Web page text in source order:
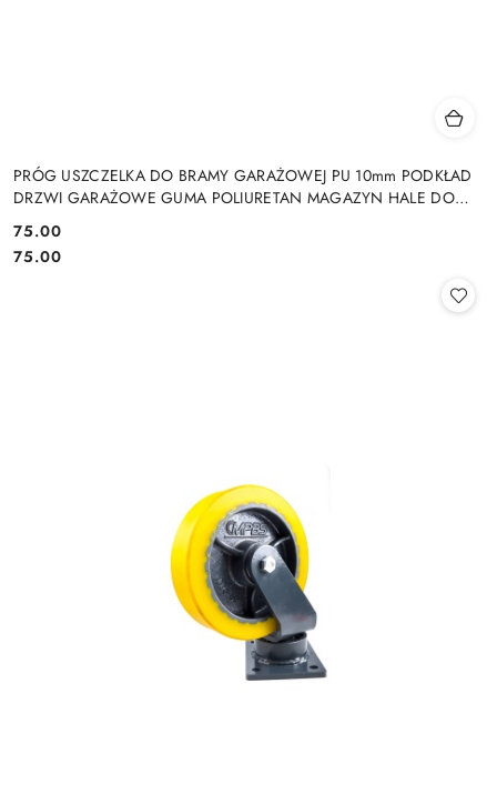
PRÓG USZCZELKA DO BRAMY GARAŻOWEJ PU 10mm PODKŁAD
DRZWI GARAŻOWE GUMA POLIURETAN MAGAZYN HALE DO
DRZWI GARAŻOWYCH HAL MAGAZYNÓW
Cena:
75.00
Cena:
75.00